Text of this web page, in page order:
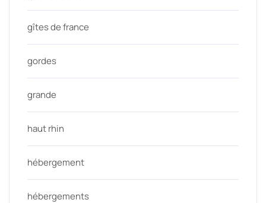
gîtes de france
gordes
grande
haut rhin
hébergement
hébergements